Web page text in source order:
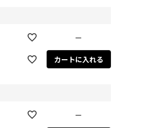
—
カートに入れる
—